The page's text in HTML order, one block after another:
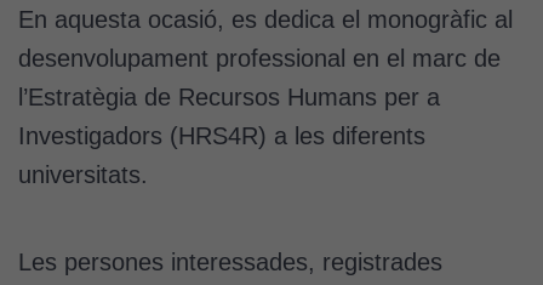
En aquesta ocasió, es dedica el monogràfic al
desenvolupament professional en el marc de
l’Estratègia de Recursos Humans per a
Investigadors (HRS4R) a les diferents
universitats.
Les persones interessades, registrades